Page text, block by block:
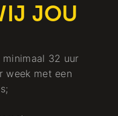
JOU
32 uur
week met een